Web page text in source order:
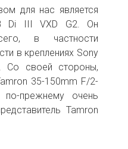
для нас является
Di III VXD G2. Он
в частности
в креплениях Sony
Со своей стороны,
35-150mm F/2-
прежнему очень
Tamron